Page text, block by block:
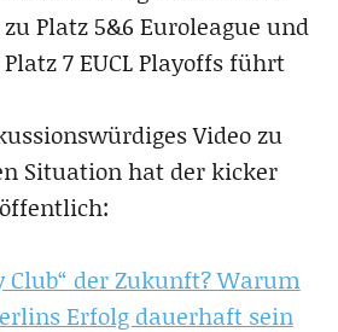
zu Platz 5&6 Euroleague und
Platz 7 EUCL Playoffs führt
Video zu
Situation hat der kicker
Club“ der Zukunft? Warum
Erfolg dauerhaft sein